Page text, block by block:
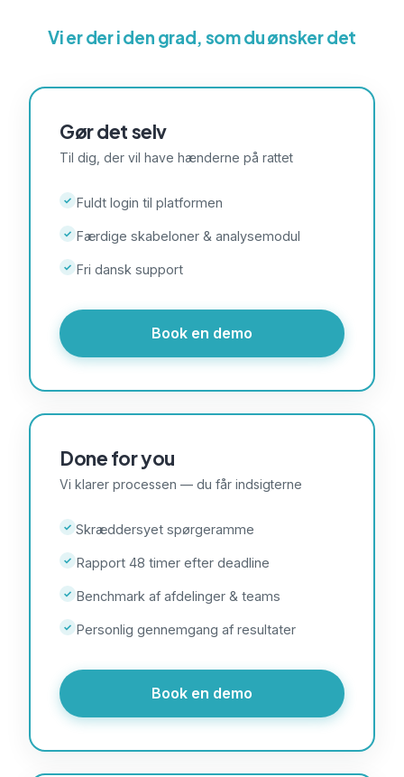
Vi er der i den grad, som du ønsker det
Gør det selv
Til dig, der vil have hænderne på rattet
✓ Fuldt login til platformen
✓ Færdige skabeloner & analysemodul
✓ Fri dansk support
Book en demo
Done for you
Vi klarer processen — du får indsigterne
✓ Skræddersyet spørgeramme
✓ Rapport 48 timer efter deadline
✓ Benchmark af afdelinger & teams
✓ Personlig gennemgang af resultater
Book en demo